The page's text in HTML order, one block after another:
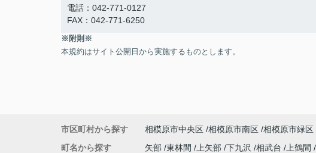
電話：042-771-0127
FAX：042-771-6250
※附則※
本規約はサイト公開日から実施するものとします。
市区町村から探す 相模原市中央区 相模原市南区 相模原市緑区
町名から探す
矢部 東林間 上矢部 下九沢 相武台 上鶴間